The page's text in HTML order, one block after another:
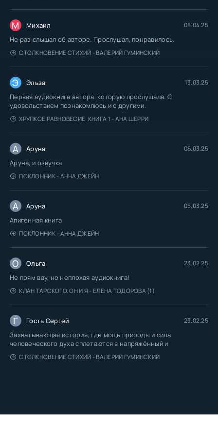
М Михаил 08.04.25
Не раз слышал об авторе. Прослушал, понравилось.
СТОЛКНОВЕНИЕ СТИХИЙ - ВАЛЕРИЙ ГУМИНСКИЙ
Э Эльза 13.03.25
Первая аудиокнига автора, которую прослушала. С
удовольствием познакомлюсь и с другими.
ХРУПКОЕ РАВНОВЕСИЕ. КНИГА 1 - АНА ШЕРРИ
А Аруна 06.03.25
Аруна, и озвучка
ПОКЛОННИК - АННА ДЖЕЙН
А Аруна 05.03.25
Апигенная книга
ПОКЛОННИК - АННА ДЖЕЙН
О Ольга 23.02.25
Не прям вау, но неплохая аудиокнига!
КЛАН ТАРСКОГО. ОН И Я - ЕЛЕНА ТОДОРОВА (1)
Г Гость Сергей 23.02.25
Захватывающая история, где мощь природы и сила
человеческого духа сплетаются в напряжённый и
СТОЛКНОВЕНИЕ СТИХИЙ - ВАЛЕРИЙ ГУМИНСКИЙ